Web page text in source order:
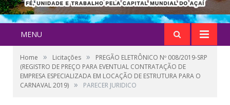
MENU
Home » Licitações »
PREGÃO ELETRÔNICO Nº 008/2019-SRP
(REGISTRO DE PREÇO PARA EVENTUAL CONTRATAÇÃO DE
EMPRESA ESPECIALIZADA EM LOCAÇÃO DE ESTRUTURA PARA O
CARNAVAL 2019) » PARECER JURIDICO